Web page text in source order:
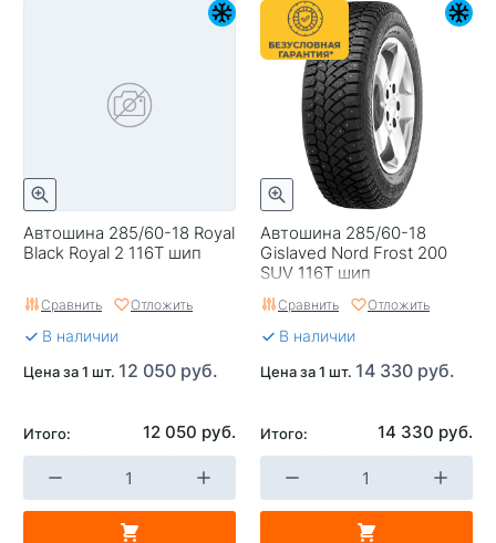
Автошина 285/60-18 Royal
Black Royal 2 116T шип
Сравнить Отложить
В наличии
Цена за 1 шт. 12 050 руб.
Итого: 12 050 руб.
Автошина 285/60-18
Gislaved Nord Frost 200
SUV 116T шип
Сравнить Отложить
В наличии
Цена за 1 шт. 14 330 руб.
Итого: 14 330 руб.